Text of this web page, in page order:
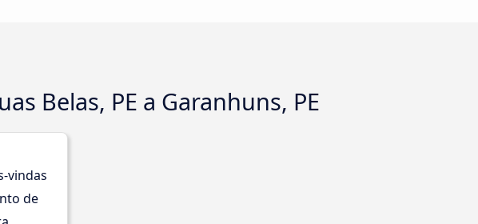
Belas, PE a Garanhuns, PE
vindas
de